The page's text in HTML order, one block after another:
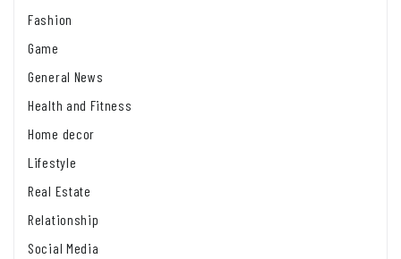
Fashion
Game
General News
Health and Fitness
Home decor
Lifestyle
Real Estate
Relationship
Social Media